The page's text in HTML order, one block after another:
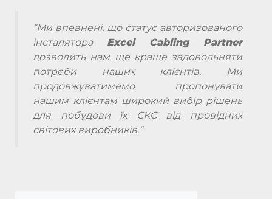
“Ми впевнені, що статус авторизованого
інсталятора Excel Cabling Partner
дозволить нам ще краще задовольняти
потреби наших клієнтів. Ми
продовжуватимемо пропонувати
нашим клієнтам широкий вибір рішень
для побудови їх СКС від провідних
світових виробників.“